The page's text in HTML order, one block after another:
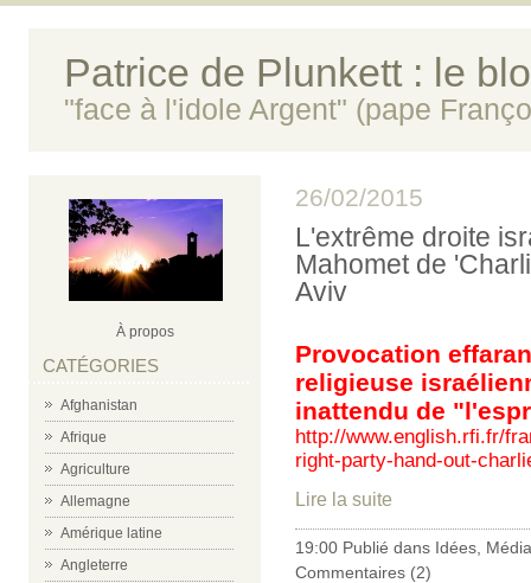
Patrice de Plunkett : le
"face à l'idole Argent" (pape
À propos
CATÉGORIES
Afghanistan
Afrique
Agriculture
Allemagne
Amérique latine
Angleterre
26/02/2015
L'extrême droite
Mahomet de
Aviv
Provocation
religieuse
inattendu de
http://www.english.rfi.fr/
right-party-hand-out-
Lire la suite
19:00 Publié dans Idées
Commentaires (2)